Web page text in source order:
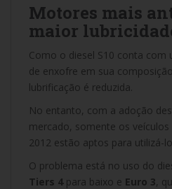
Motores mais
maior
Como o diesel S10 conta com
de enxofre em sua
lubrificação é reduzida.
No entanto, com a adoção
mercado, somente os
2012 estão aptos para utilizá-lo.
O problema está no uso do
Tiers 4para baixo e Euro 3,